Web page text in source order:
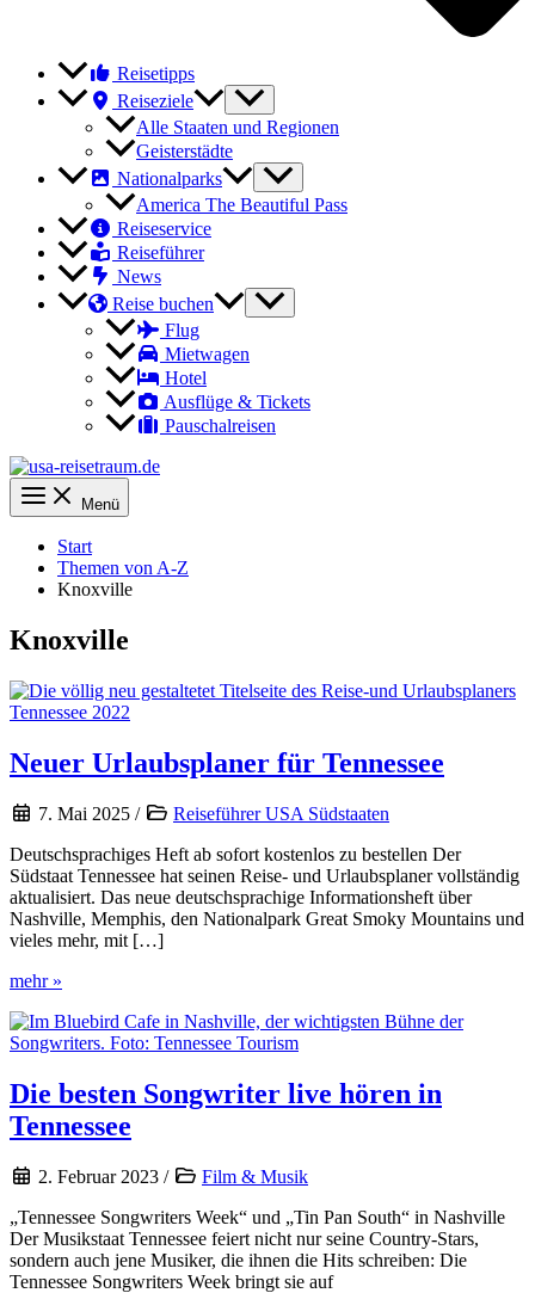
Reisetipps
Reiseziele
Alle Staaten und Regionen
Geisterstädte
Nationalparks
America The Beautiful Pass
Reiseservice
Reiseführer
News
Reise buchen
Flug
Mietwagen
Hotel
Ausflüge & Tickets
Pauschalreisen
Menü
Start
Themen von A-Z
Knoxville
Knoxville
Neuer Urlaubsplaner für Tennessee
7. Mai 2025 /
Reiseführer USA Südstaaten
Deutschsprachiges Heft ab sofort kostenlos zu bestellen Der
Südstaat Tennessee hat seinen Reise- und Urlaubsplaner vollständig
aktualisiert. Das neue deutschsprachige Informationsheft über
Nashville, Memphis, den Nationalpark Great Smoky Mountains und
vieles mehr, mit […]
Neuer
für
Tennessee
mehr »
Die besten Songwriter live hören in
Tennessee
2. Februar 2023 /
Film & Musik
„Tennessee Songwriters Week“ und „Tin Pan South“ in Nashville
Der Musikstaat Tennessee feiert nicht nur seine Country-Stars,
sondern auch jene Musiker, die ihnen die Hits schreiben: Die
Tennessee Songwriters Week bringt sie auf